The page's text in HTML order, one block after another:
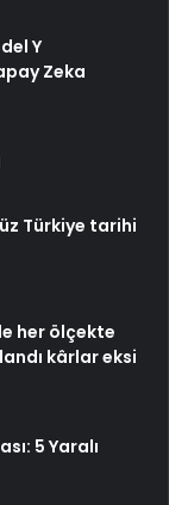
Y
Zeka
Türkiye tarihi
her ölçekte
kârlar eksi
5 Yaralı